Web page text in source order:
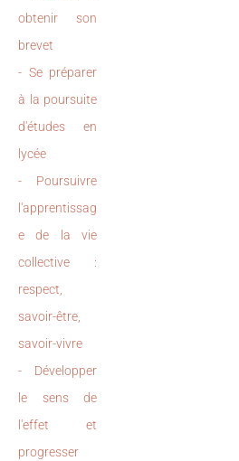
obtenir son
brevet
- Se préparer
à la poursuite
d'études en
lycée
- Poursuivre
l'apprentissag
e de la vie
collective :
respect,
savoir-être,
savoir-vivre
- Développer
le sens de
l'effet et
progresser